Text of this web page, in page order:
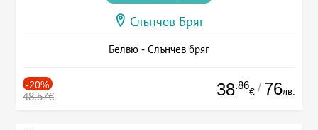
Слънчев Бряг
Белвю - Слънчев бряг
-20%
48.57€ 38.86
€ / 76лв.